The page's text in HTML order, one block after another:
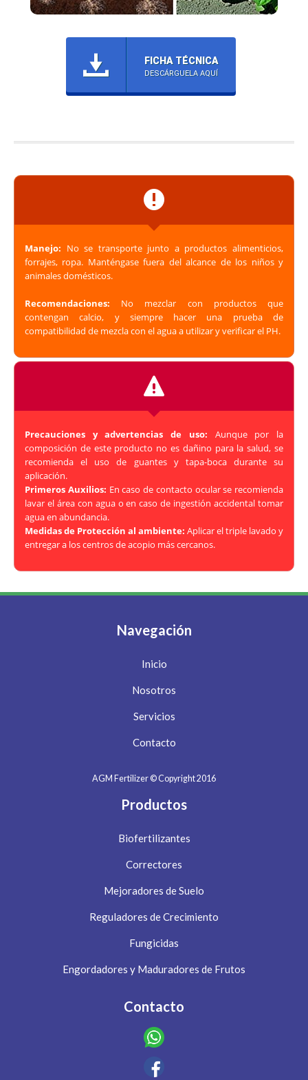
FICHA TÉCNICA
DESCÁRGUELA AQUÍ
Manejo: No se transporte junto a productos alimenticios,
forrajes, ropa. Manténgase fuera del alcance de los niños y
animales domésticos.
Recomendaciones: No mezclar con productos que
contengan calcio, y siempre hacer una prueba de
compatibilidad de mezcla con el agua a utilizar y verificar el PH.
Precauciones y advertencias de uso: Aunque por la
composición de este producto no es dañino para la salud, se
recomienda el uso de guantes y tapa-boca durante su
aplicación.
Primeros Auxilios: En caso de contacto ocular se recomienda
lavar el área con agua o en caso de ingestión accidental tomar
agua en abundancia.
Medidas de Protección al ambiente: Aplicar el triple lavado y
entregar a los centros de acopio más cercanos.
Navegación
Inicio
Nosotros
Servicios
Contacto
AGM Fertilizer © Copyright 2016
Productos
Biofertilizantes
Correctores
Mejoradores de Suelo
Reguladores de Crecimiento
Fungicidas
Engordadores y Maduradores de Frutos
Contacto